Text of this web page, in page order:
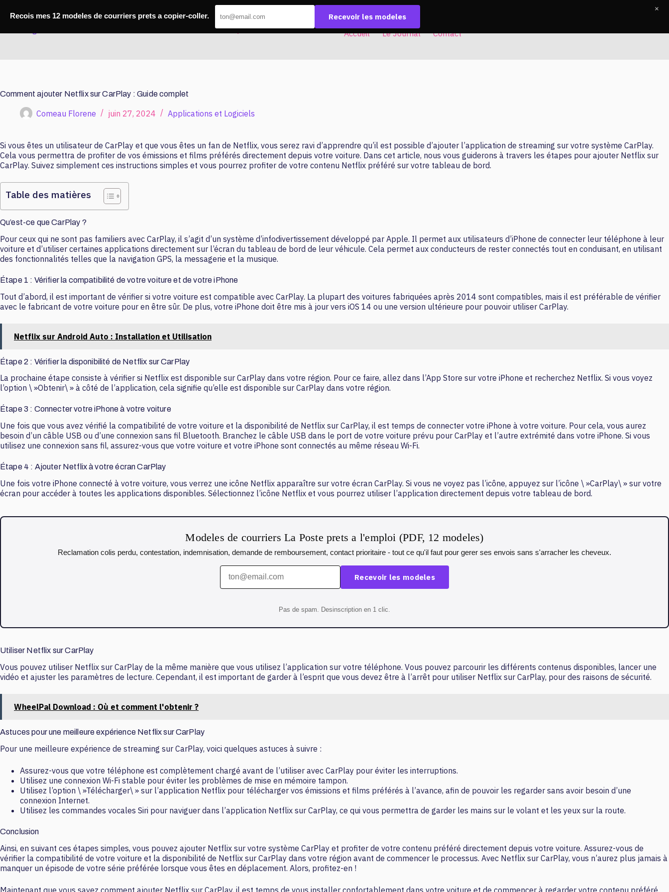
Accueil Le Journal Contact
Comment ajouter Netflix sur CarPlay : Guide complet
Comeau Florene juin 27, 2024 Applications et Logiciels
Si vous êtes un utilisateur de CarPlay et que vous êtes un fan de Netflix, vous serez ravi d’apprendre qu’il est possible d’ajouter l’application de streaming sur votre système CarPlay.
Cela vous permettra de profiter de vos émissions et films préférés directement depuis votre voiture. Dans cet article, nous vous guiderons à travers les étapes pour ajouter Netflix sur
CarPlay. Suivez simplement ces instructions simples et vous pourrez profiter de votre contenu Netflix préféré sur votre tableau de bord.
Table des matières
Qu’est-ce que CarPlay ?
Pour ceux qui ne sont pas familiers avec CarPlay, il s’agit d’un système d’infodivertissement développé par Apple. Il permet aux utilisateurs d’iPhone de connecter leur téléphone à leur
voiture et d’utiliser certaines applications directement sur l’écran du tableau de bord de leur véhicule. Cela permet aux conducteurs de rester connectés tout en conduisant, en utilisant
des fonctionnalités telles que la navigation GPS, la messagerie et la musique.
Étape 1 : Vérifier la compatibilité de votre voiture et de votre iPhone
Tout d’abord, il est important de vérifier si votre voiture est compatible avec CarPlay. La plupart des voitures fabriquées après 2014 sont compatibles, mais il est préférable de vérifier
avec le fabricant de votre voiture pour en être sûr. De plus, votre iPhone doit être mis à jour vers iOS 14 ou une version ultérieure pour pouvoir utiliser CarPlay.
Netflix sur Android Auto : Installation et Utilisation
Étape 2 : Vérifier la disponibilité de Netflix sur CarPlay
La prochaine étape consiste à vérifier si Netflix est disponible sur CarPlay dans votre région. Pour ce faire, allez dans l’App Store sur votre iPhone et recherchez Netflix. Si vous voyez
l’option \ »Obtenir\ » à côté de l’application, cela signifie qu’elle est disponible sur CarPlay dans votre région.
Étape 3 : Connecter votre iPhone à votre voiture
Une fois que vous avez vérifié la compatibilité de votre voiture et la disponibilité de Netflix sur CarPlay, il est temps de connecter votre iPhone à votre voiture. Pour cela, vous aurez
besoin d’un câble USB ou d’une connexion sans fil Bluetooth. Branchez le câble USB dans le port de votre voiture prévu pour CarPlay et l’autre extrémité dans votre iPhone. Si vous
utilisez une connexion sans fil, assurez-vous que votre voiture et votre iPhone sont connectés au même réseau Wi-Fi.
Étape 4 : Ajouter Netflix à votre écran CarPlay
Une fois votre iPhone connecté à votre voiture, vous verrez une icône Netflix apparaître sur votre écran CarPlay. Si vous ne voyez pas l’icône, appuyez sur l’icône \ »CarPlay\ » sur votre
écran pour accéder à toutes les applications disponibles. Sélectionnez l’icône Netflix et vous pourrez utiliser l’application directement depuis votre tableau de bord.
Modeles de courriers La Poste prets a l'emploi (PDF, 12 modeles)
Reclamation colis perdu, contestation, indemnisation, demande de remboursement, contact prioritaire - tout ce qu'il faut pour gerer ses envois sans s'arracher les cheveux.
Recevoir les modeles
Pas de spam. Desinscription en 1 clic.
Utiliser Netflix sur CarPlay
Vous pouvez utiliser Netflix sur CarPlay de la même manière que vous utilisez l’application sur votre téléphone. Vous pouvez parcourir les différents contenus disponibles, lancer une
vidéo et ajuster les paramètres de lecture. Cependant, il est important de garder à l’esprit que vous devez être à l’arrêt pour utiliser Netflix sur CarPlay, pour des raisons de sécurité.
WheelPal Download : Où et comment l'obtenir ?
Astuces pour une meilleure expérience Netflix sur CarPlay
Pour une meilleure expérience de streaming sur CarPlay, voici quelques astuces à suivre :
Assurez-vous que votre téléphone est complètement chargé avant de l’utiliser avec CarPlay pour éviter les interruptions.
Utilisez une connexion Wi-Fi stable pour éviter les problèmes de mise en mémoire tampon.
Utilisez l’option \ »Télécharger\ » sur l’application Netflix pour télécharger vos émissions et films préférés à l’avance, afin de pouvoir les regarder sans avoir besoin d’une
connexion Internet.
Utilisez les commandes vocales Siri pour naviguer dans l’application Netflix sur CarPlay, ce qui vous permettra de garder les mains sur le volant et les yeux sur la route.
Conclusion
Ainsi, en suivant ces étapes simples, vous pouvez ajouter Netflix sur votre système CarPlay et profiter de votre contenu préféré directement depuis votre voiture. Assurez-vous de
vérifier la compatibilité de votre voiture et la disponibilité de Netflix sur CarPlay dans votre région avant de commencer le processus. Avec Netflix sur CarPlay, vous n’aurez plus jamais à
manquer un épisode de votre série préférée lorsque vous êtes en déplacement. Alors, profitez-en !
Maintenant que vous savez comment ajouter Netflix sur CarPlay, il est temps de vous installer confortablement dans votre voiture et de commencer à regarder votre contenu préféré.
Recois mes 12 modeles de courriers prets a copier-coller. Recevoir les modeles
×